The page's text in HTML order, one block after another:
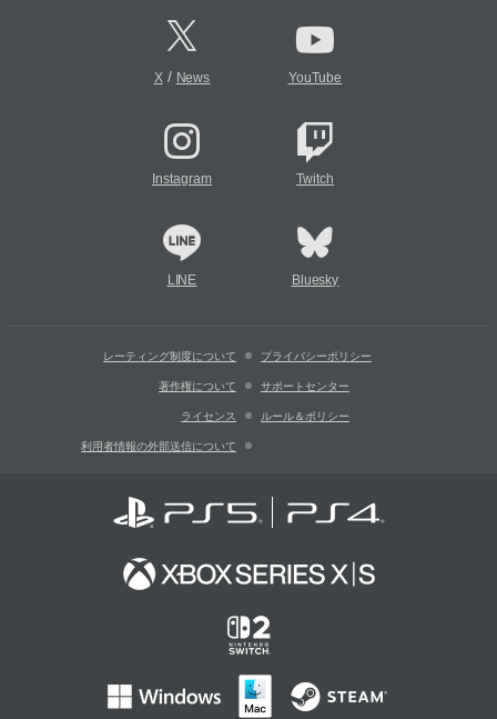
X/ News YouTube
Instagram Twitch
LINE Bluesky
レーティング制度について プライバシーポリシー
著作権について サポートセンター
ライセンス ルール＆ポリシー
利用者情報の外部送信について